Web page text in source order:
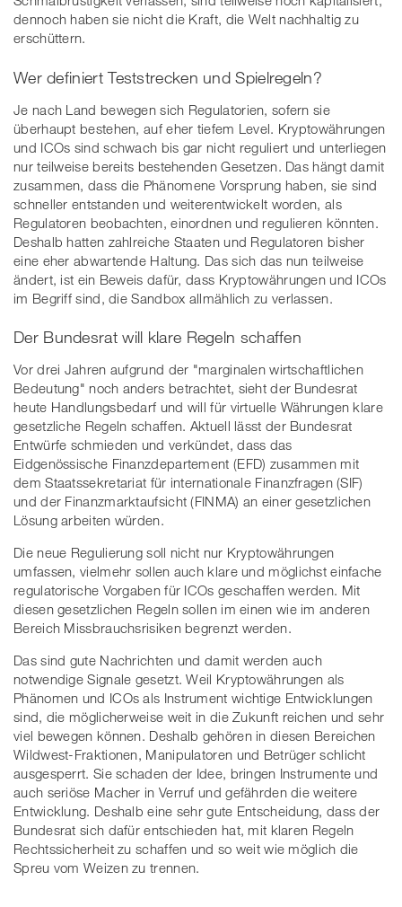
dennoch haben sie nicht die Kraft, die Welt nachhaltig zu
erschüttern.
Wer definiert Teststrecken und Spielregeln?
Je nach Land bewegen sich Regulatorien, sofern sie
überhaupt bestehen, auf eher tiefem Level. Kryptowährungen
und ICOs sind schwach bis gar nicht reguliert und unterliegen
nur teilweise bereits bestehenden Gesetzen. Das hängt damit
zusammen, dass die Phänomene Vorsprung haben, sie sind
schneller entstanden und weiterentwickelt worden, als
Regulatoren beobachten, einordnen und regulieren könnten.
Deshalb hatten zahlreiche Staaten und Regulatoren bisher
eine eher abwartende Haltung. Das sich das nun teilweise
ändert, ist ein Beweis dafür, dass Kryptowährungen und ICOs
im Begriff sind, die Sandbox allmählich zu verlassen.
Der Bundesrat will klare Regeln schaffen
Vor drei Jahren aufgrund der "marginalen wirtschaftlichen
Bedeutung" noch anders betrachtet, sieht der Bundesrat
heute Handlungsbedarf und will für virtuelle Währungen klare
gesetzliche Regeln schaffen. Aktuell lässt der Bundesrat
Entwürfe schmieden und verkündet, dass das
Eidgenössische Finanzdepartement (EFD) zusammen mit
dem Staatssekretariat für internationale Finanzfragen (SIF)
und der Finanzmarktaufsicht (FINMA) an einer gesetzlichen
Lösung arbeiten würden.
Die neue Regulierung soll nicht nur Kryptowährungen
umfassen, vielmehr sollen auch klare und möglichst einfache
regulatorische Vorgaben für ICOs geschaffen werden. Mit
diesen gesetzlichen Regeln sollen im einen wie im anderen
Bereich Missbrauchsrisiken begrenzt werden.
Das sind gute Nachrichten und damit werden auch
notwendige Signale gesetzt. Weil Kryptowährungen als
Phänomen und ICOs als Instrument wichtige Entwicklungen
sind, die möglicherweise weit in die Zukunft reichen und sehr
viel bewegen können. Deshalb gehören in diesen Bereichen
Wildwest-Fraktionen, Manipulatoren und Betrüger schlicht
ausgesperrt. Sie schaden der Idee, bringen Instrumente und
auch seriöse Macher in Verruf und gefährden die weitere
Entwicklung. Deshalb eine sehr gute Entscheidung, dass der
Bundesrat sich dafür entschieden hat, mit klaren Regeln
Rechtssicherheit zu schaffen und so weit wie möglich die
Spreu vom Weizen zu trennen.